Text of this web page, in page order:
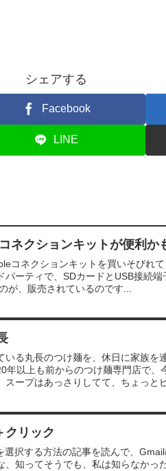
シェアする
Facebook
LINE
ネクションキットが便利か
コネクションキットを買いそびれ
パーティで、SDカードとUSB接続
が、販売されているのです...
いる丸長のつけ麺を、休日に家族を
年以上も前からのつけ麺専門店で
スープはあっさりしてて、ちょっと
クリック
選択する方法の記事を読んで、
、知ってそうでも、私は知らなかっ